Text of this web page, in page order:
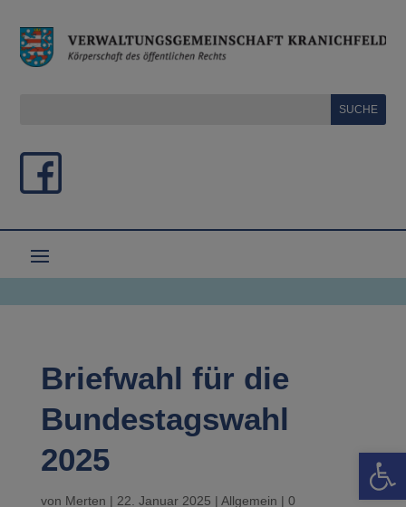
Briefwahl für die
Bundestagswahl
2025
von Merten | 22. Januar 2025 | Allgemein | 0